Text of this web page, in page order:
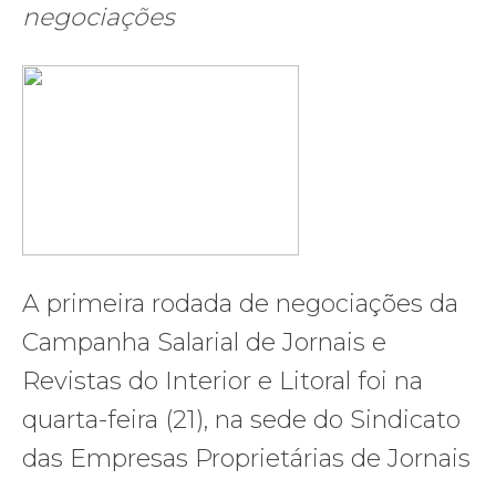
negociações
A primeira rodada de negociações da
Campanha Salarial de Jornais e
Revistas do Interior e Litoral foi na
quarta-feira (21), na sede do Sindicato
das Empresas Proprietárias de Jornais